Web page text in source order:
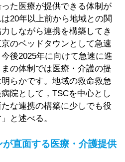
た医療が提供できる体制が
20年以上前から地域との関
しながら連携を構築してき
のベッドタウンとして急速
後2025年に向けて急速に進
の体制では医療・介護の提
らかです。地域の救命救急
院として，TSCを中心とし
な連携の構築に少しでも役
と述べる。
直面する医療・介護提供